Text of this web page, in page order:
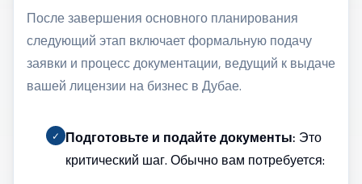
После завершения основного планирования
следующий этап включает формальную подачу
заявки и процесс документации, ведущий к выдаче
вашейлицензии на бизнес в Дубае.
✓ Подготовьте и подайте документы: Это
критический шаг. Обычно вам потребуется: